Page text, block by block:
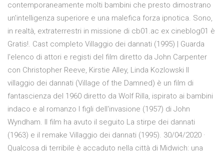
contemporaneamente molti bambini che presto dimostrano
un'intelligenza superiore e una malefica forza ipnotica. Sono,
in realtà, extraterrestri in missione di cb01.ac ex cineblog01 è
Gratis!. Cast completo Villaggio dei dannati (1995) | Guarda
l'elenco di attori e registi del film diretto da John Carpenter
con Christopher Reeve, Kirstie Alley, Linda Kozlowski Il
villaggio dei dannati (Village of the Damned) è un film di
fantascienza del 1960 diretto da Wolf Rilla, ispirato ai bambini
indaco e al romanzo I figli dell'invasione (1957) di John
Wyndham. Il film ha avuto il seguito La stirpe dei dannati
(1963) e il remake Villaggio dei dannati (1995). 30/04/2020 ·
Qualcosa di terribile è accaduto nella città di Midwich: una